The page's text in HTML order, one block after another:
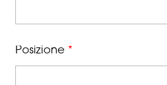
Posizione *